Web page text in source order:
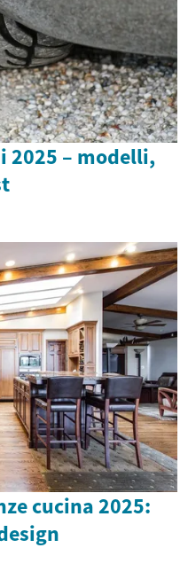
2025 – modelli,
cucina 2025: